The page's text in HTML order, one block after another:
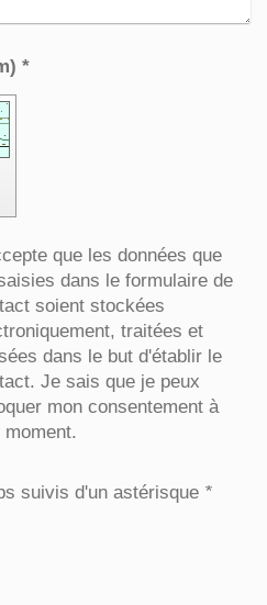
Captcha (code anti-spam) *
que les données que
dans le formulaire de
soient stockées
traitées et
dans le but d'établir le
Je sais que je peux
mon consentement à
moment.
suivis d'un astérisque *